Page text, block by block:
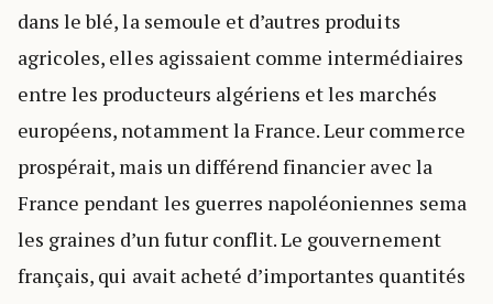
dans le blé, la semoule et d’autres produits
agricoles, elles agissaient comme intermédiaires
entre les producteurs algériens et les marchés
européens, notamment la France. Leur commerce
prospérait, mais un différend financier avec la
France pendant les guerres napoléoniennes sema
les graines d’un futur conflit. Le gouvernement
français, qui avait acheté d’importantes quantités